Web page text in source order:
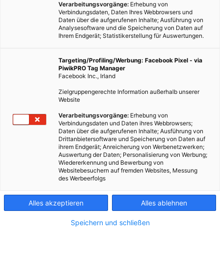
Kontakt
Impressum
Verarbeitungsvorgänge: Erhebung von
Verbindungsdaten, Daten Ihres Webbrowsers und
Daten über die aufgerufenen Inhalte; Ausführung von
Analysesoftware und die Speicherung von Daten auf
Ihrem Endgerät; Statistikerstellung für Auswertungen.
Targeting/Profiling/Werbung: Facebook Pixel - via
PiwikPRO Tag Manager
Facebook Inc., Irland
Zielgruppengerechte Information außerhalb unserer
Website
Verarbeitungsvorgänge: Erhebung von
Verbindungsdaten und Daten ihres Webbrowsers;
Daten über die aufgerufenen Inhalte; Ausführung von
Drittanbietersoftware und Speicherung von Daten auf
ihrem Endgerät; Anreicherung von Werbenetzwerken;
Auswertung der Daten; Personalisierung von Werbung;
Wiedererkennung und Bewerbung von
Websitebesuchern auf fremden Websites, Messung
des Werbeerfolgs
Alles akzeptieren Alles ablehnen
Speichern und schließen